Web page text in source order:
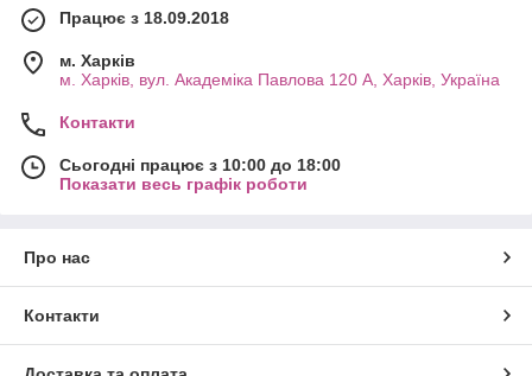
Працює з 18.09.2018
м. Харків
м. Харків, вул. Академіка Павлова 120 А, Харків, Україна
Контакти
Сьогодні працює з 10:00 до 18:00
Показати весь графік роботи
Про нас
Контакти